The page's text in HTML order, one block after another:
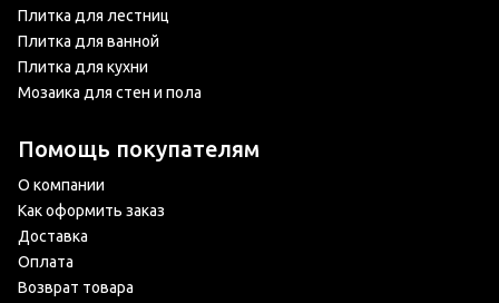
Плитка для лестниц
Плитка для ванной
Плитка для кухни
Мозаика для стен и пола
Помощь покупателям
О компании
Как оформить заказ
Доставка
Оплата
Возврат товара